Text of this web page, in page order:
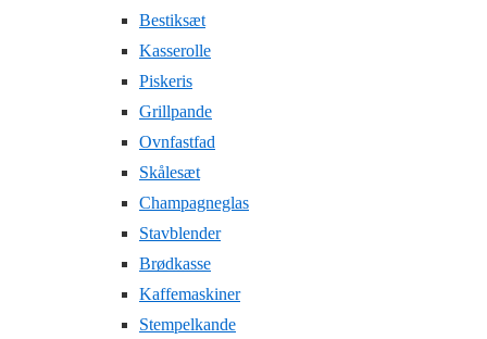
Bestiksæt
Kasserolle
Piskeris
Grillpande
Ovnfastfad
Skålesæt
Champagneglas
Stavblender
Brødkasse
Kaffemaskiner
Stempelkande